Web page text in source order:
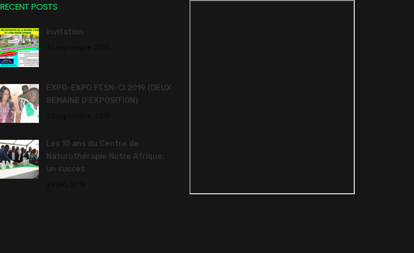
RECENT POSTS
Invitation
EXPO-EXPO FTSN-CI 2019 (DEUX
SEMAINE D’EXPOSITION)
Les 10 ans du Centre de
Naturothérapie Notre Afrique:
un succès